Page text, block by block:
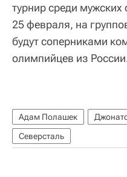
турнир среди
25 февраля, на
будут соперниками
олимпийцев из
Адам Полашек
Северсталь